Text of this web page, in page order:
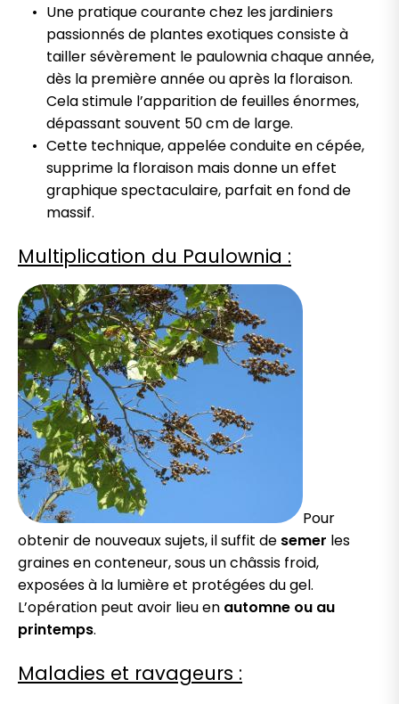
Une pratique courante chez les jardiniers
passionnés de plantes exotiques consiste à
tailler sévèrement le paulownia chaque année,
dès la première année ou après la floraison.
Cela stimule l’apparition de feuilles énormes,
dépassant souvent 50 cm de large.
Cette technique, appelée conduite en cépée,
supprime la floraison mais donne un effet
graphique spectaculaire, parfait en fond de
massif.
Multiplication du Paulownia :
Pour
obtenir de nouveaux sujets, il suffit de semer les
graines en conteneur, sous un châssis froid,
exposées à la lumière et protégées du gel.
L’opération peut avoir lieu en automne ou au
printemps.
Maladies et ravageurs :